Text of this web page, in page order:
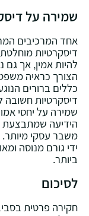
שמירה על
אחד המרכיבים
דיסקרטיות
להיות אמין‚ אך
הצורך כראיה
כללים ברורים
דיסקרטיות
שמירה על יחסי
הידיעה שמתבצעת
משבר עסקי מיותר.
ידי גורם מנוסה
ביותר.
לסיכום
חקירה פרטית